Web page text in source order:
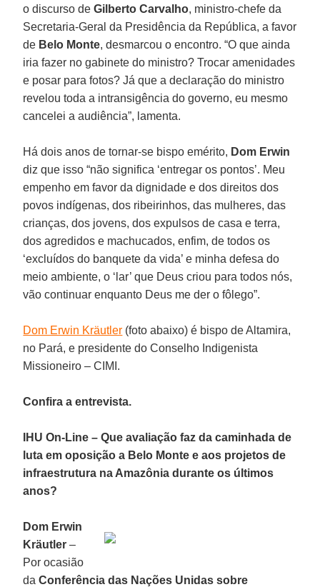
o discurso deGilberto Carvalho, ministro-chefe da
Secretaria-Geral da Presidência da República, a favor
de Belo Monte, desmarcou o encontro. “O que ainda
iria fazer no gabinete do ministro? Trocar amenidades
e posar para fotos? Já que a declaração do ministro
revelou toda a intransigência do governo, eu mesmo
cancelei a audiência”, lamenta.
Há dois anos de tornar-se bispo emérito, Dom Erwin
diz que isso “não significa ‘entregar os pontos’. Meu
empenho em favor da dignidade e dos direitos dos
povos indígenas, dos ribeirinhos, das mulheres, das
crianças, dos jovens, dos expulsos de casa e terra,
dos agredidos e machucados, enfim, de todos os
‘excluídos do banquete da vida’ e minha defesa do
meio ambiente, o ‘lar’ que Deus criou para todos nós,
vão continuar enquanto Deus me der o fôlego”.
Dom Erwin Kräutler (foto abaixo) é bispo de Altamira,
no Pará, e presidente do Conselho Indigenista
Missioneiro – CIMI.
Confira a entrevista.
IHU On-Line – Que avaliação faz da caminhada de
luta em oposição a Belo Monte e aos projetos de
infraestrutura na Amazônia durante os últimos
anos?
Dom Erwin
Kräutler –
Por ocasião
daConferência das Nações Unidas sobre